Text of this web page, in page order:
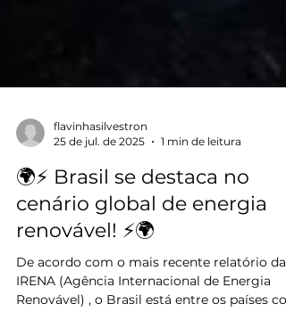
flavinhasilvestron
25 de jul. de 2025
1 min de leitura
🌍⚡ Brasil se destaca no
cenário global de energia
renovável! ⚡🌍
De acordo com o mais recente relatório da